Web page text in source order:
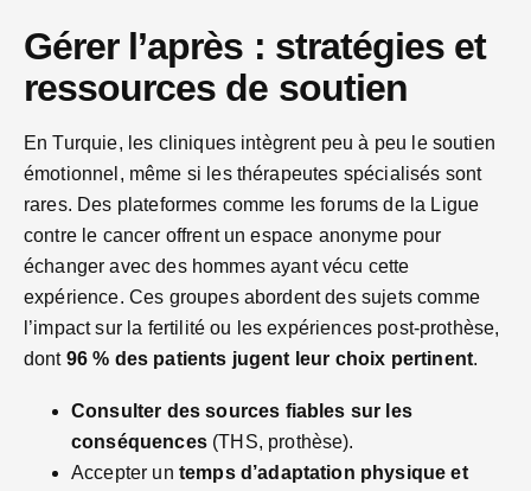
Gérer l’après : stratégies et
ressources de soutien
En Turquie, les cliniques intègrent peu à peu le soutien
émotionnel, même si les thérapeutes spécialisés sont
rares. Des plateformes comme les forums de la Ligue
contre le cancer offrent un espace anonyme pour
échanger avec des hommes ayant vécu cette
expérience. Ces groupes abordent des sujets comme
l’impact sur la fertilité ou les expériences post-prothèse,
dont 96 % des patients jugent leur choix pertinent.
Consulter des sources fiables sur les
conséquences(THS, prothèse).
Accepter un temps d’adaptation physique et